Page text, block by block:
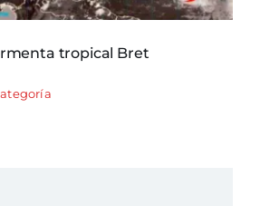
tropical Bret